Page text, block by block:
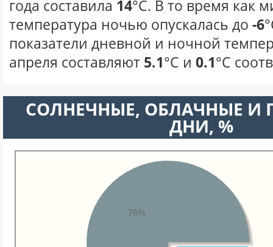
года составила 14°С. В то время как
температура ночью опускалась до -6
показатели дневной и ночной
апреля составляют 5.1°С и 0.1°С
CОЛНЕЧНЫЕ, ОБЛАЧНЫЕ И
ДНИ, %
76%